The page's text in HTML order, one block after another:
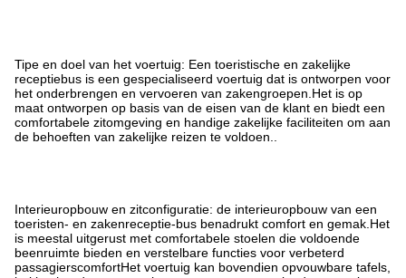
Tipe en doel van het voertuig: Een toeristische en zakelijke
receptiebus is een gespecialiseerd voertuig dat is ontworpen voor
het onderbrengen en vervoeren van zakengroepen.Het is op
maat ontworpen op basis van de eisen van de klant en biedt een
comfortabele zitomgeving en handige zakelijke faciliteiten om aan
de behoeften van zakelijke reizen te voldoen..
Interieuropbouw en zitconfiguratie: de interieuropbouw van een
toeristen- en zakenreceptie-bus benadrukt comfort en gemak.Het
is meestal uitgerust met comfortabele stoelen die voldoende
beenruimte bieden en verstelbare functies voor verbeterd
passagierscomfortHet voertuig kan bovendien opvouwbare tafels,